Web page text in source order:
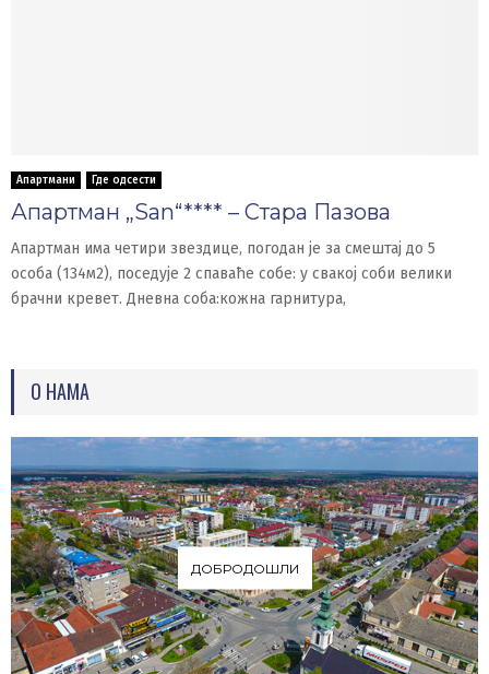
Апартмани Где одсести
Апартман „San“**** – Стара Пазова
Апартман има четири звездице, погодан је за смештај до 5
особа (134м2), поседује 2 спаваће собе: у свакој соби велики
брачни кревет. Дневна соба:кожна гарнитура,
О НАМА
ДОБРОДОШЛИ